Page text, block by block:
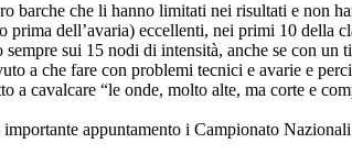
barche che li hanno limitati nei risultati e non
dell’avaria) eccellenti, nei primi 10 della
sui 15 nodi di intensità, anche se con un
che fare con problemi tecnici e avarie e
cavalcare “le onde, molto alte, ma corte e
appuntamento i Campionato